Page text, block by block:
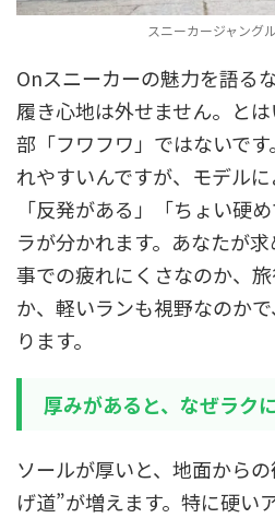
スニーカージャング
Onスニーカーの魅力を語る
履き心地は外せません。と
部「フワフワ」ではないで
れやすいんですが、モデルに
「反発がある」「ちょい硬
ラが分かれます。あなたが
事での疲れにくさなのか、
か、軽いランも視野なのか
ります。
厚みがあると、なぜラク
ソールが厚いと、地面から
げ道”が増えます。特に硬い